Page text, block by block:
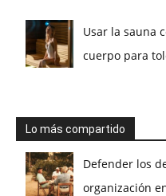
Usar la sauna
cuerpo para
Lo más compartido
Defender los
organización